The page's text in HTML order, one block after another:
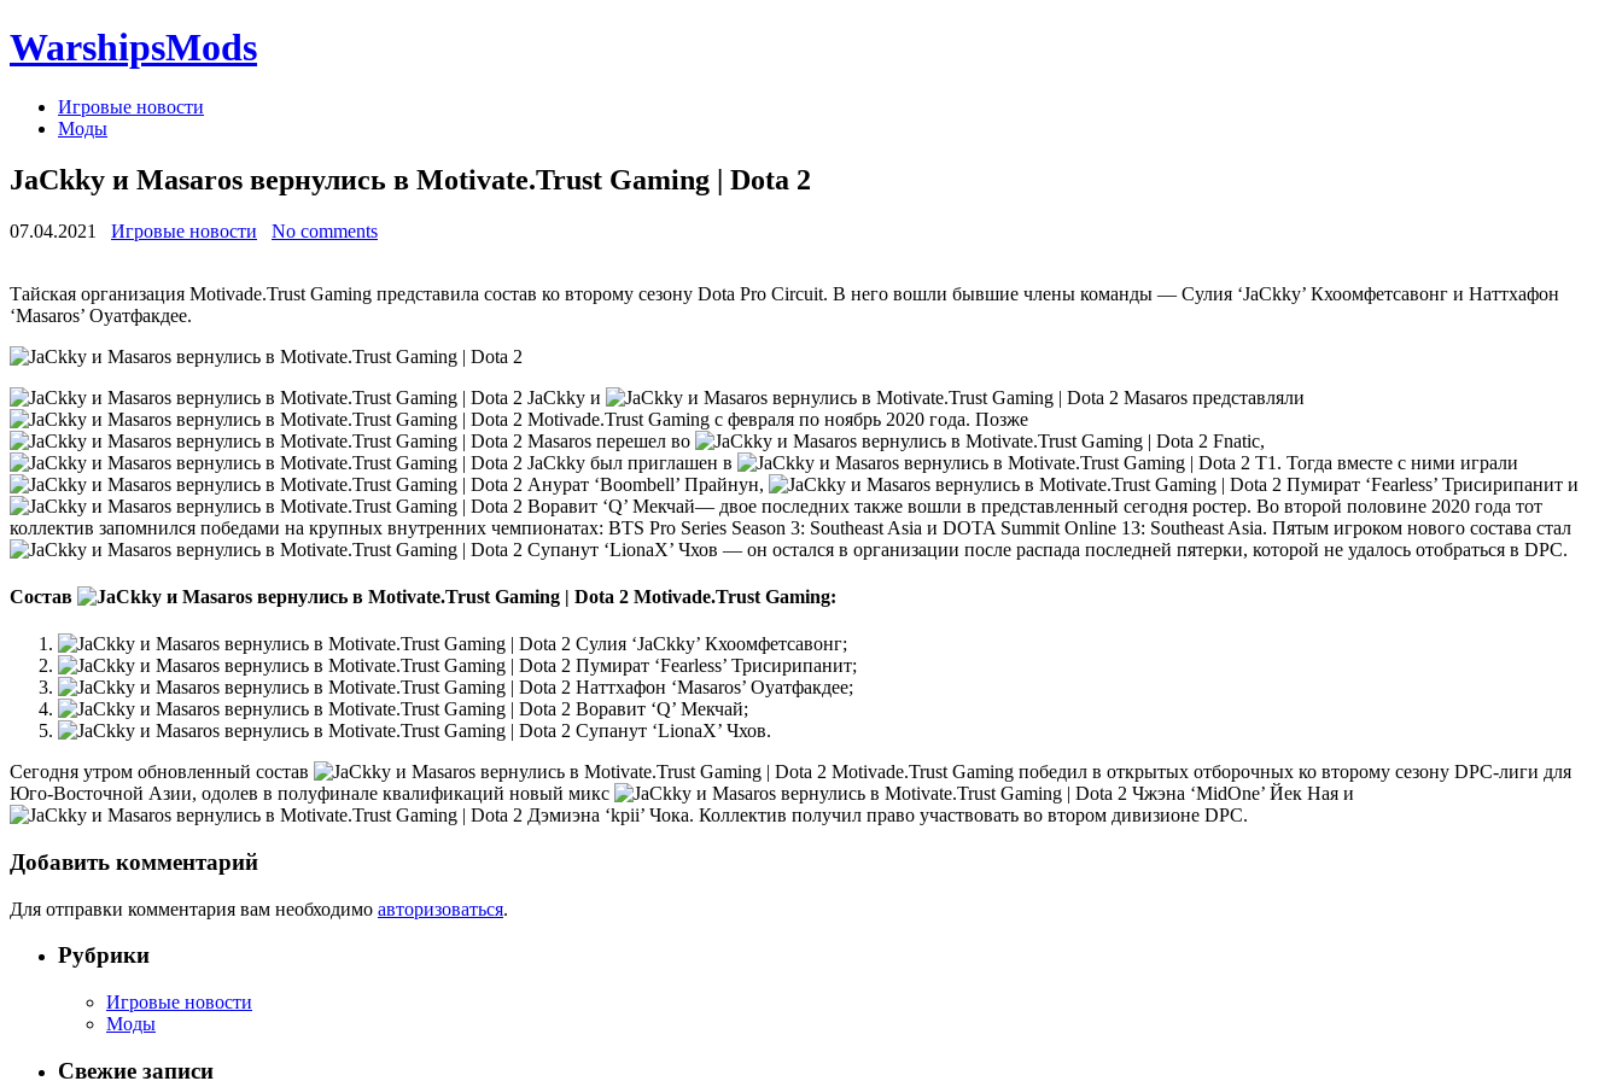
WarshipsMods
Игровые новости
Моды
JaCkky и Masaros вернулись в Motivate.Trust Gaming | Dota 2
07.04.2021 Игровые новости No comments
Тайская организация Motivade.Trust Gaming представила состав ко второму сезону Dota Pro Circuit. В него вошли бывшие члены команды — Сулия ‘JaCkky’ Кхоомфетсавонг и Наттхафон
‘Masaros’ Оуатфакдее.
JaCkky и
Masaros представляли
Motivade.Trust Gaming с февраля по ноябрь 2020 года. Позже
Masaros перешел во
Fnatic,
JaCkky был приглашен в
T1. Тогда вместе с ними играли
Анурат ‘Boombell’ Прайнун,
Пумират ‘Fearless’ Трисирипанит и
Воравит ‘Q’ Мекчай— двое последних также вошли в представленный сегодня ростер. Во второй половине 2020 года тот
коллектив запомнился победами на крупных внутренних чемпионатах: BTS Pro Series Season 3: Southeast Asia и DOTA Summit Online 13: Southeast Asia. Пятым игроком нового состава стал
Супанут ‘LionaX’ Чхов — он остался в организации после распада последней пятерки, которой не удалось отобраться в DPC.
Состав Motivade.Trust Gaming:
Сулия ‘JaCkky’ Кхоомфетсавонг;
Пумират ‘Fearless’ Трисирипанит;
Наттхафон ‘Masaros’ Оуатфакдее;
Воравит ‘Q’ Мекчай;
Супанут ‘LionaX’ Чхов.
Сегодня утром обновленный состав
Motivade.Trust Gaming победил в открытых отборочных ко второму сезону DPC-лиги для
Юго-Восточной Азии, одолев в полуфинале квалификаций новый микс
Чжэна ‘MidOne’ Йек Ная и
Дэмиэна ‘kpii’ Чока. Коллектив получил право участвовать во втором дивизионе DPC.
Добавить комментарий
Для отправки комментария вам необходимо авторизоваться.
Рубрики
Игровые новости
Моды
Свежие записи